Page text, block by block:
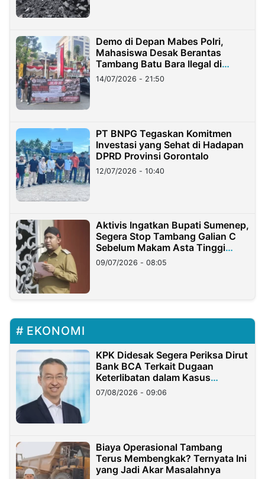
Demo di Depan Mabes Polri,
Mahasiswa Desak Berantas
Tambang Batu Bara Ilegal di
Lampung
14/07/2026 - 21:50
PT BNPG Tegaskan Komitmen
Investasi yang Sehat di Hadapan
DPRD Provinsi Gorontalo
12/07/2026 - 10:40
Aktivis Ingatkan Bupati Sumenep,
Segera Stop Tambang Galian C
Sebelum Makam Asta Tinggi
Longsor
09/07/2026 - 08:05
EKONOMI
KPK Didesak Segera Periksa Dirut
Bank BCA Terkait Dugaan
Keterlibatan dalam Kasus
Hilangnya Dana Nasabah Rp2,58
Miliar
07/08/2026 - 09:06
Biaya Operasional Tambang
Terus Membengkak? Ternyata Ini
yang Jadi Akar Masalahnya